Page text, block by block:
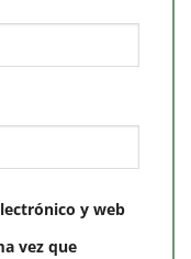
y web
vez que